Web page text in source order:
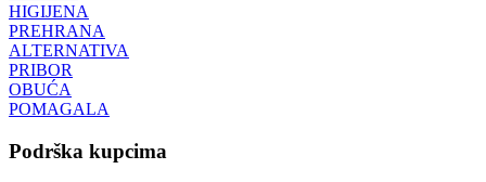
HIGIJENA
PREHRANA
ALTERNATIVA
PRIBOR
OBUĆA
POMAGALA
Podrška kupcima